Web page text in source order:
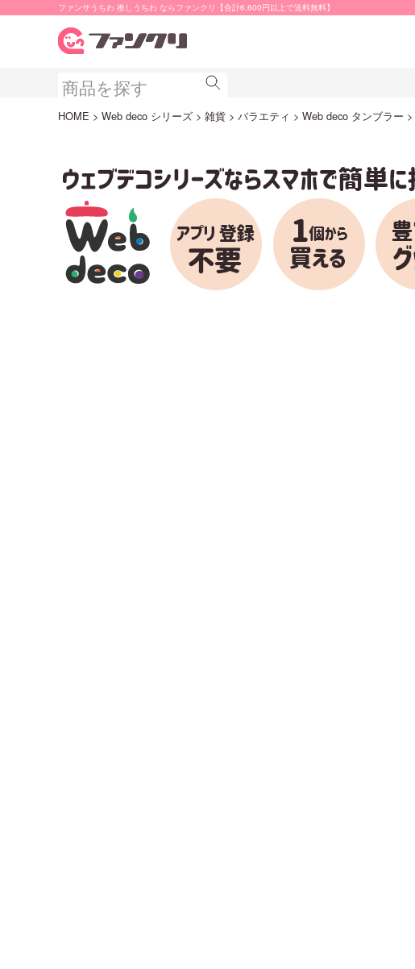
ファンサうちわ 推しうちわ ならファンクリ【合計6,600円以上で送料無料】
HOME Web deco シリーズ 雑貨 バラエティ Web deco タンブラー